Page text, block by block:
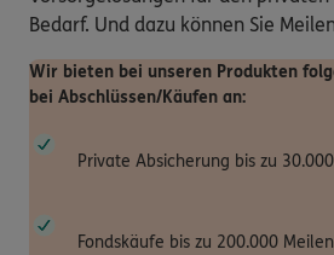
Bedarf. Und dazu können Sie
Wir bieten bei unseren Produkten
bei Abschlüssen/Käufen an:
Private Absicherung bis zu
Fondskäufe bis zu 200.000 Meilen